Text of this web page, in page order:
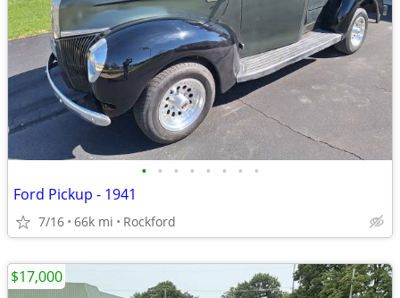
• • • • • • • •
Ford Pickup - 1941
7/16 66k mi Rockford
$17,000